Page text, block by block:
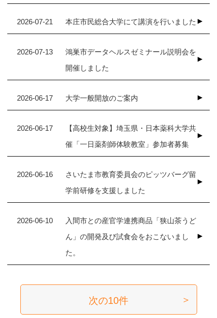
2026-07-21 本庄市民総合大学にて講演を行いました
2026-07-13
鴻巣市データヘルスゼミナール説明会を
開催しました
2026-06-17 大学一般開放のご案内
2026-06-17
【高校生対象】埼玉県・日本薬科大学共
催「一日薬剤師体験教室」参加者募集
2026-06-16
さいたま市教育委員会のピッツバーグ留
学前研修を支援しました
2026-06-10
入間市との産官学連携商品「狭山茶うど
ん」の開発及び試食会をおこないまし
た。
次の10件